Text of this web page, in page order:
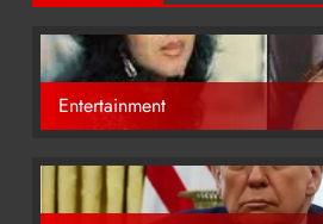
Entertainment